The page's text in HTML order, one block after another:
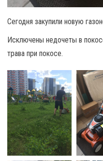
Сегодня закупили новую
Исключены недочеты в
трава при покосе.